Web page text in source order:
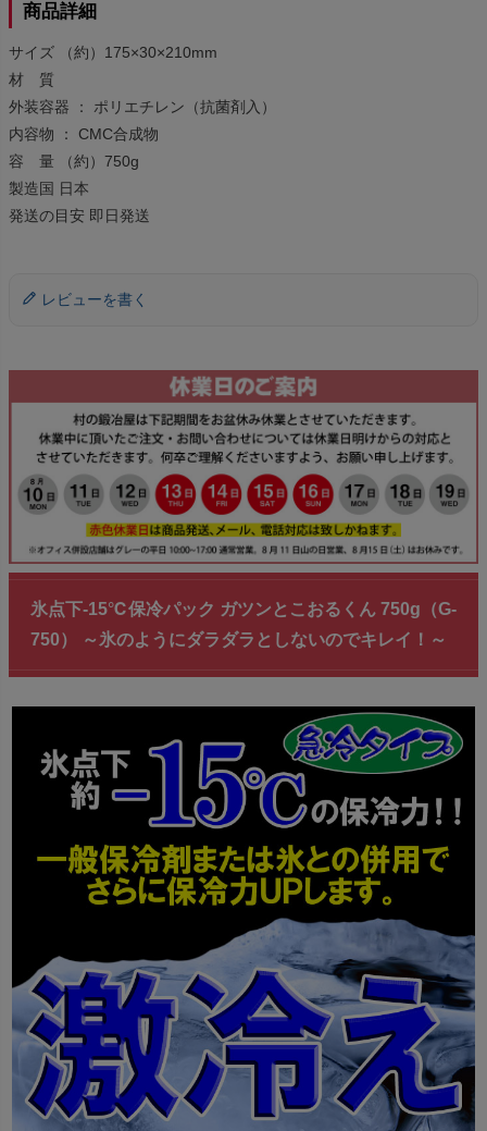
商品詳細
サイズ （約）175×30×210mm
材 質
外装容器 ： ポリエチレン（抗菌剤入）
内容物 ： CMC合成物
容 量 （約）750g
製造国 日本
発送の目安 即日発送
レビューを書く
氷点下-15℃保冷パック ガツンとこおるくん 750g（G-
750） ～氷のようにダラダラとしないのでキレイ！～